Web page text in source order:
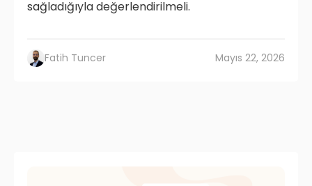
sağladığıyla değerlendirilmeli.
Fatih Tuncer Mayıs 22, 2026